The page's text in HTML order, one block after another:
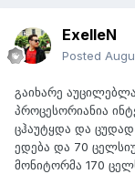
ExelleN
Posted
გაიხარე
პროცესორიანია
ცჰაუტყდა და
ედება და 70
მონიტორმა 170